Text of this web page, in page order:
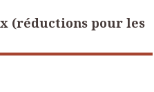
(réductions pour les